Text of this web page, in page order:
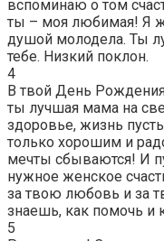
вспоминаю о том
ты – моя любимая! Я
душой молодела. Ты
тебе. Низкий поклон.
4
В твой День Рождения
ты лучшая мама на
здоровье, жизнь
только хорошим и
мечты сбываются! И
нужное женское
за твою любовь и за
знаешь, как помочь и
5